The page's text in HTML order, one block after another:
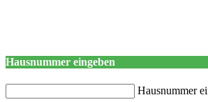
Hausnummer eingeben
Hausnummer